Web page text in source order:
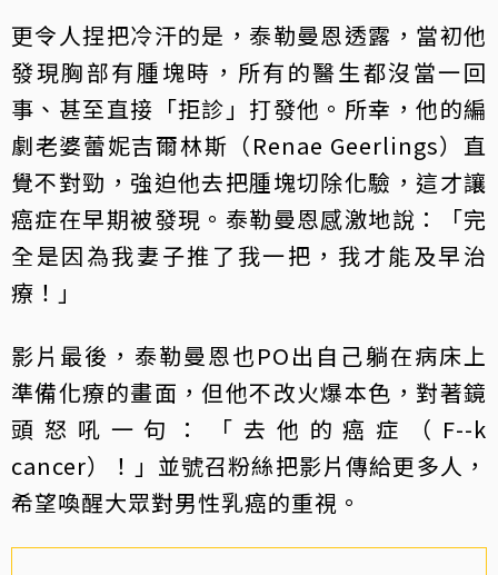
更令人捏把冷汗的是，泰勒曼恩透露，當初他
發現胸部有腫塊時，所有的醫生都沒當一回
事、甚至直接「拒診」打發他。所幸，他的編
劇老婆蕾妮吉爾林斯（Renae Geerlings）直
覺不對勁，強迫他去把腫塊切除化驗，這才讓
癌症在早期被發現。泰勒曼恩感激地說：「完
全是因為我妻子推了我一把，我才能及早治
療！」
影片最後，泰勒曼恩也PO出自己躺在病床上
準備化療的畫面，但他不改火爆本色，對著鏡
頭怒吼一句：「去他的癌症（F--k
cancer）！」並號召粉絲把影片傳給更多人，
希望喚醒大眾對男性乳癌的重視。